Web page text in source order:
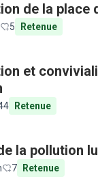
de la place
5 Retenue
et
Retenue
la pollution
7 Retenue